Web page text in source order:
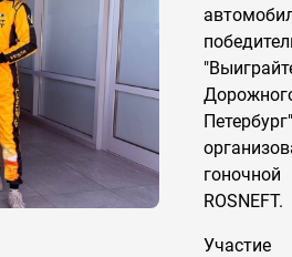
ROSNEFT.